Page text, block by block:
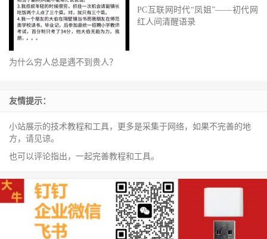
为什么穷人总是遇不到贵人？
友情提示：
小站展示的技术教程和工具，更多是采集于网络，如果不完善的地
方，请见谅。
也可以评论指出，一起完善教程和工具。